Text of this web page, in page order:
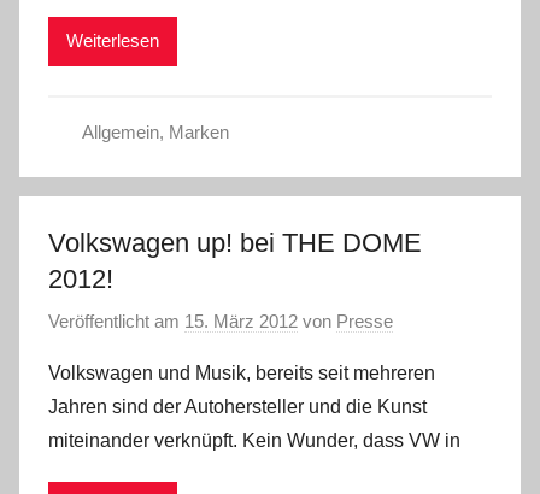
Weiterlesen
Allgemein, Marken
Volkswagen up! bei THE DOME
2012!
Veröffentlicht am 15. März 2012 von Presse
Volkswagen und Musik, bereits seit mehreren
Jahren sind der Autohersteller und die Kunst
miteinander verknüpft. Kein Wunder, dass VW in